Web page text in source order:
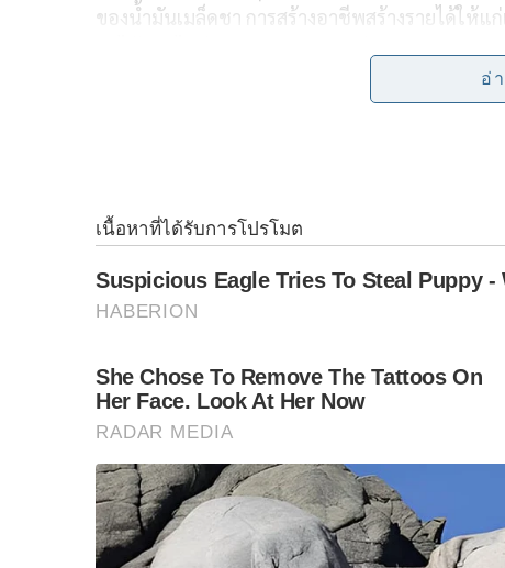
b
t
L
ของน้ำมันเมล็ดชา การสร้างอาชีพสร้างรายได้ใ
โครงการของมูลนิธิชัยพัฒนา ให้ประชาชนทั่วไปได้
2561 ครั้งที่ 3 จัดขึ้น ณ ห้างสรรพสินค้าเดอะมอล
สรรพสินค้าเดอะมอลล์ บางกะปิ เมื่อเดือนสิงหาคม
ซึ่งการจัดงานทั้ง 4 ครั้ง ได้รับการตอบรับเป็นอย่า
พัฒน์ เพิ่มมากขึ้น จึงเกิดแนวคิดในการจัดงานสัญจ
ระหว่างวันที่ 7 – 20 พฤศจิกายน 2562 บริเวณชั้น G
นับเป็นอีกครั้งของความร่วมมืออันดีระหว่าง มูลนิ
อ่